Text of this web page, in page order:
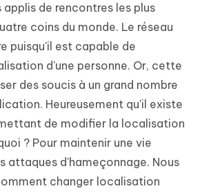
applis de rencontres les plus
coins du monde. Le réseau
puisqu'il est capable de
d'une personne. Or, cette
des soucis à un grand nombre
Heureusement qu'il existe
de modifier la localisation
? Pour maintenir une vie
attaques d'hameçonnage. Nous
changer localisation